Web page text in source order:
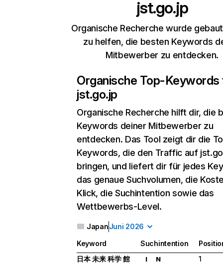
jst.go.jp
Organische Recherche wurde
zu helfen, die besten Keywords
Mitbewerber zu entdecken.
Organische Top-Keywords
jst.go.jp
Organische Recherche hilft dir, die
Keywords deiner Mitbewerber zu
entdecken. Das Tool zeigt dir die
Keywords, die den Traffic auf
bringen, und liefert dir für jedes
das genaue Suchvolumen, die
Klick, die Suchintention sowie das
Wettbewerbs-Level.
JapanJuni 2026
Keyword Suchintention
日本 未来 科学 館
I N
1